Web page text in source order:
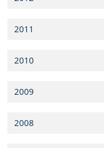
2011
2010
2009
2008